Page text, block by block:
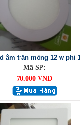
âm trần mỏng 12 w phi
Mã SP:
70.000 VND